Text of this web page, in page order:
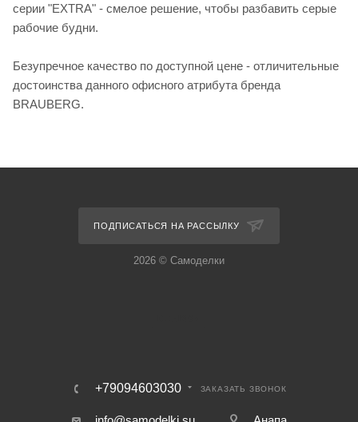
серии "EXTRA" - смелое решение, чтобы разбавить серые
рабочие будни.
Безупречное качество по доступной цене - отличительные
достоинства данного офисного атрибута бренда
BRAUBERG.
ПОДПИСАТЬСЯ НА РАССЫЛКУ
2026 © Самоделки
+79094603030 ЗАКАЗАТЬ ЗВОНОК